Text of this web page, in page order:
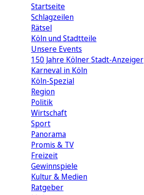
Startseite
Schlagzeilen
Rätsel
Köln und Stadtteile
Unsere Events
150 Jahre Kölner Stadt-Anzeiger
Karneval in Köln
Köln-Spezial
Region
Politik
Wirtschaft
Sport
Panorama
Promis & TV
Freizeit
Gewinnspiele
Kultur & Medien
Ratgeber